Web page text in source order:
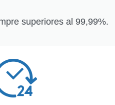
superiores al 99,99%.